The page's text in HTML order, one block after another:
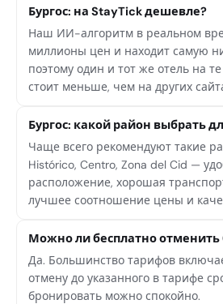
Бургос: на StayTick дешевле?
Наш ИИ-алгоритм в реальном
миллионы цен и находит самую
поэтому один и тот же отель на
стоит меньше, чем на других
Бургос: какой район выбрать
Чаще всего рекомендуют такие
Histórico, Centro, Zona del Cid —
расположение, хорошая
лучшее соотношение цены и
Можно ли бесплатно отменить
Да. Большинство тарифов
отмену до указанного в тарифе
бронировать можно спокойно.